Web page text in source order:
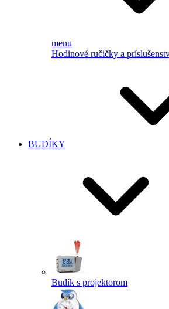
menu
Hodinové ručičky a
BUDÍKY
Budík s projektorom